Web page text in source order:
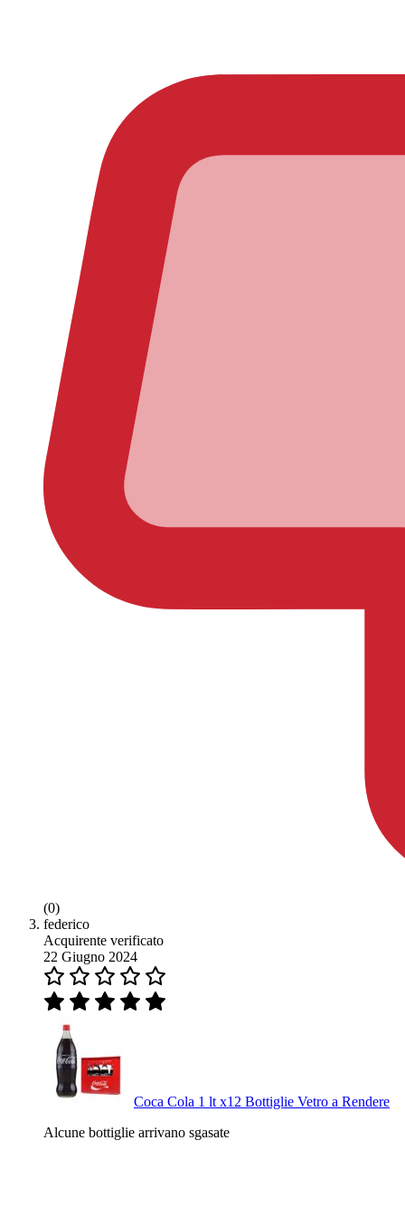
(0)
federico
Acquirente verificato
22 Giugno 2024
Coca Cola 1 lt x12 Bottiglie Vetro a Rendere
Alcune bottiglie arrivano sgasate